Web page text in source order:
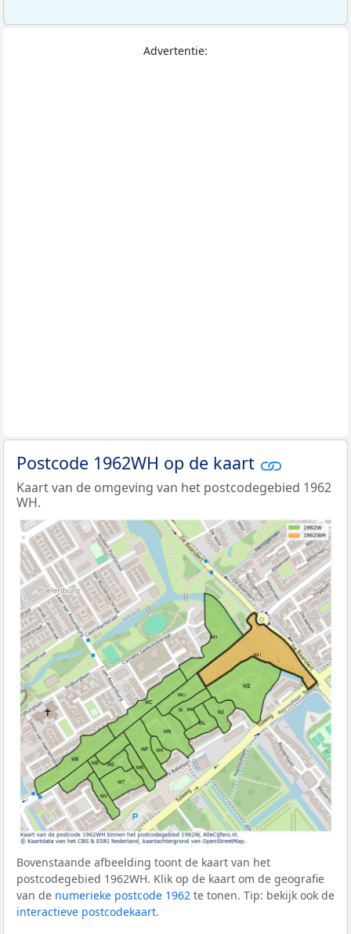
Advertentie:
Postcode 1962WH op de kaart
Kaart van de omgeving van het postcodegebied 1962
WH.
Bovenstaande afbeelding toont de kaart van het
postcodegebied 1962WH. Klik op de kaart om de geografie
van de numerieke postcode 1962 te tonen. Tip: bekijk ook de
interactieve postcodekaart.